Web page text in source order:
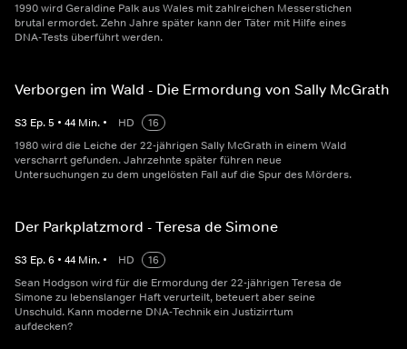
1990 wird Geraldine Palk aus Wales mit zahlreichen Messerstichen
brutal ermordet. Zehn Jahre später kann der Täter mit Hilfe eines
DNA-Tests überführt werden.
Verborgen im Wald - Die Ermordung von Sally McGrath
S3 Ep.5 • 44 Min. • HD
16
1980 wird die Leiche der 22-jährigen Sally McGrath in einem Wald
verscharrt gefunden. Jahrzehnte später führen neue
Untersuchungen zu dem ungelösten Fall auf die Spur des Mörders.
Der Parkplatzmord - Teresa de Simone
S3 Ep.6 • 44 Min. • HD
16
Sean Hodgson wird für die Ermordung der 22-jährigen Teresa de
Simone zu lebenslanger Haft verurteilt, beteuert aber seine
Unschuld. Kann moderne DNA-Technik ein Justizirrtum
aufdecken?